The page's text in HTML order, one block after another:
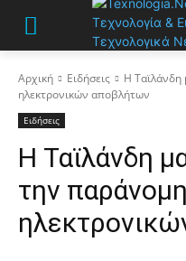
Αρχική Ειδήσεις
Η Ταϊλάνδη
ηλεκτρονικών αποβλήτων
Ειδήσεις
Η Ταϊλάνδη
την